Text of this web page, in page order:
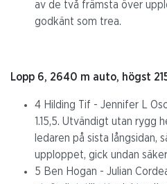
av de två främsta över
godkänt som trea.
Lopp 6, 2640 m auto, högst
4 Hilding Tif - Jennifer L
1.15,5. Utvändigt utan rygg
ledaren på sista långsidan,
upploppet, gick undan
5 Ben Hogan - Julian